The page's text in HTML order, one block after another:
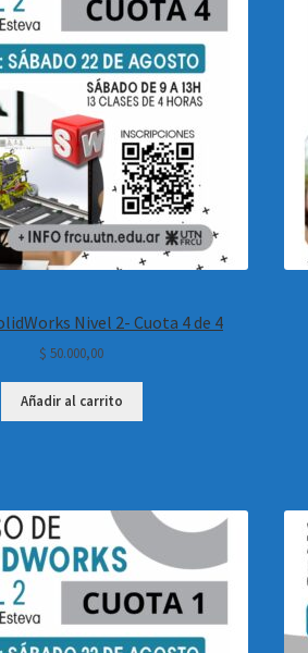
Nivel 2- Cuota 4 de 4
$ 50.000,00
Añadir al carrito